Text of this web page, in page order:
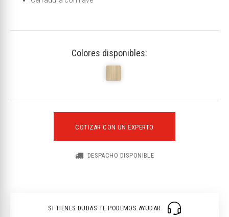
Colores disponibles:
COTIZAR CON UN EXPERTO
DESPACHO DISPONIBLE
SI TIENES DUDAS TE PODEMOS AYUDAR